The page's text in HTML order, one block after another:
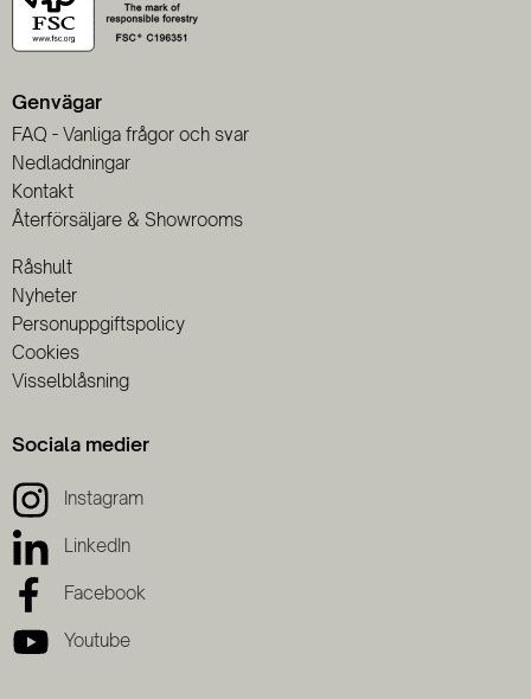
Genvägar
FAQ - Vanliga frågor och svar
Nedladdningar
Kontakt
Återförsäljare & Showrooms
Råshult
Nyheter
Personuppgiftspolicy
Cookies
Visselblåsning
Sociala medier
Instagram
LinkedIn
Facebook
Youtube